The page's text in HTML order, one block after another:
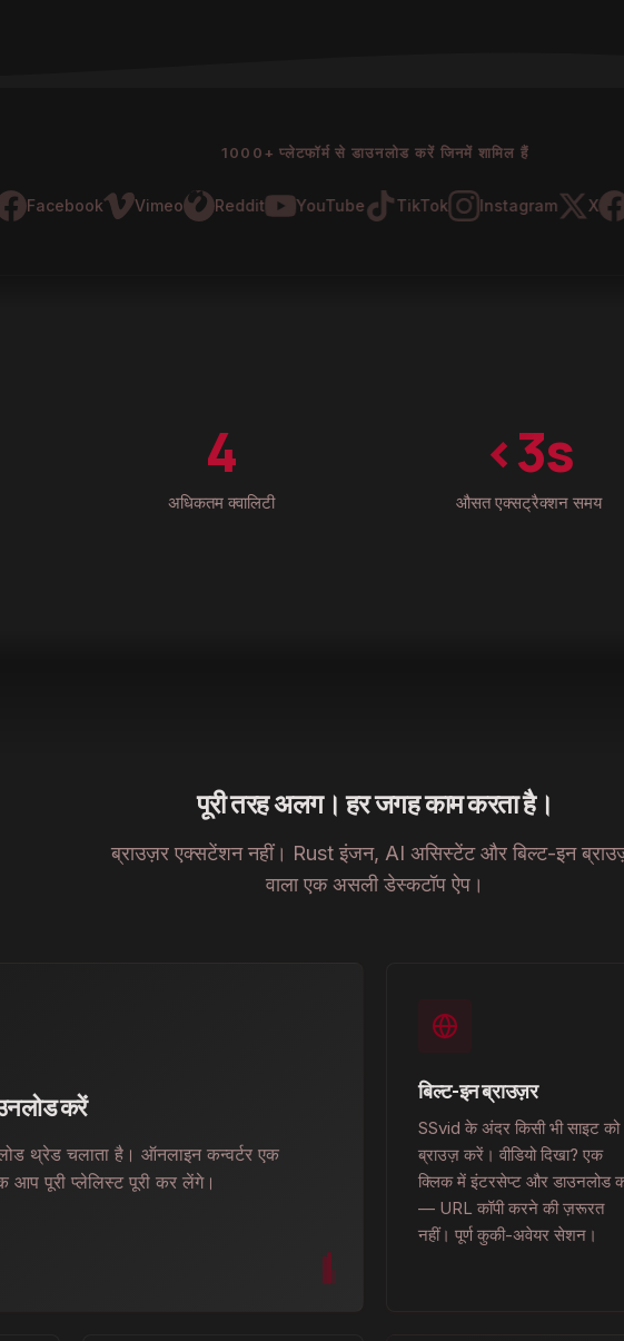
1000+ प्लेटफॉर्म से डाउनलोड करें जिनमें शामिल हैं
Vimeo Reddit YouTube TikTok Instagram X
4
अधिकतम क्वालिटी
<3s
औसत एक्सट्रैक्शन समय
पूरी तरह अलग। हर जगह काम करता है।
ब्राउज़र एक्सटेंशन नहीं। Rust इंजन, AI असिस्टेंट और बिल्ट-इन
वाला एक असली डेस्कटॉप ऐप।
करें
थ्रेड चलाता है। ऑनलाइन कन्वर्टर एक
आप पूरी प्लेलिस्ट पूरी कर लेंगे।
बिल्ट-इन ब्राउज़र
SSvid के अंदर किसी भी साइट को
ब्राउज़ करें। वीडियो दिखा? एक
क्लिक में इंटरसेप्ट और डाउनलोड
— URL कॉपी करने की ज़रूरत
नहीं। पूर्ण कुकी-अवेयर सेशन।